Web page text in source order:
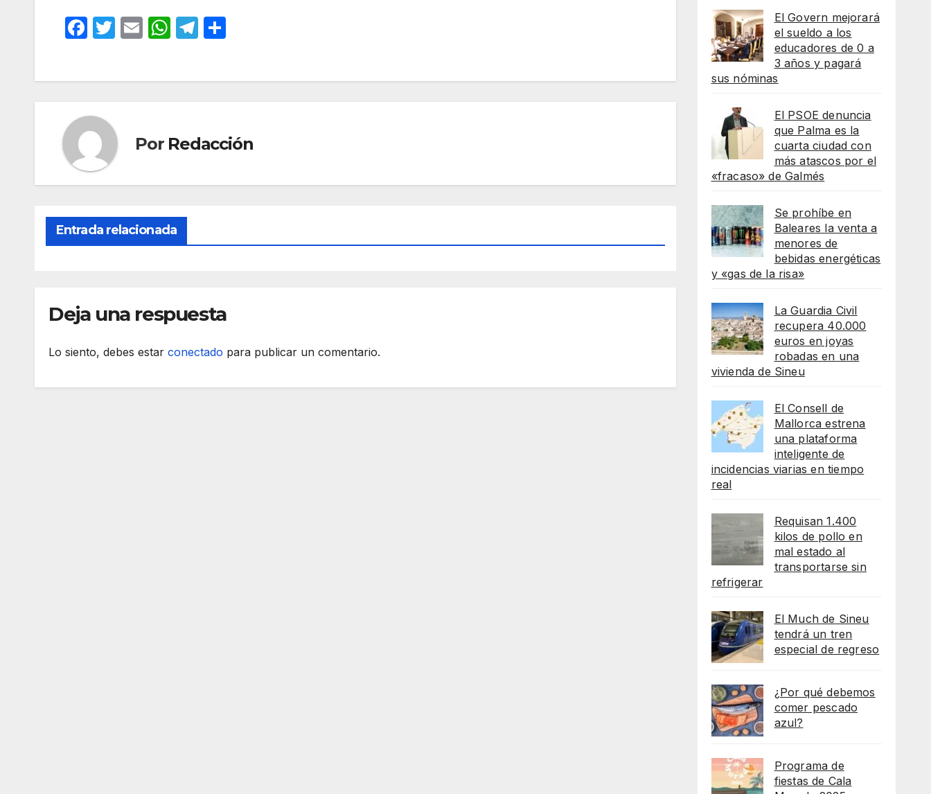
F
b
o
o
k
T
E
W
p
T
m tir
Por Redacción
Entrada relacionada
Deja una respuesta
Lo siento, debes estar conectado para publicar un comentario.
El Govern mejorará
el sueldo a los
educadores de 0 a
3 años y pagará
sus nóminas
El PSOE denuncia
que Palma es la
cuarta ciudad con
más atascos por el
«fracaso» de Galmés
Se prohíbe en
Baleares la venta a
menores de
bebidas energéticas
y «gas de la risa»
La Guardia Civil
recupera 40.000
euros en joyas
robadas en una
vivienda de Sineu
El Consell de
Mallorca estrena
una plataforma
inteligente de
incidencias viarias en tiempo
real
Requisan 1.400
kilos de pollo en
mal estado al
transportarse sin
refrigerar
El Much de Sineu
tendrá un tren
especial de regreso
¿Por qué debemos
comer pescado
azul?
Programa de
fiestas de Cala